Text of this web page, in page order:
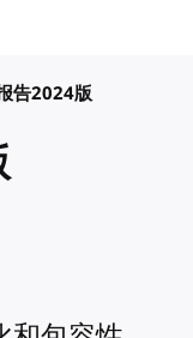
告2024版